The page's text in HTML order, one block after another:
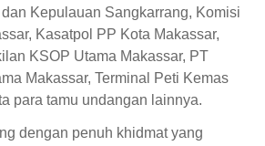
Kepulauan Sangkarrang, Komisi
Kasatpol PP Kota Makassar,
KSOP Utama Makassar, PT
Makassar, Terminal Peti Kemas
para tamu undangan lainnya.
dengan penuh khidmat yang